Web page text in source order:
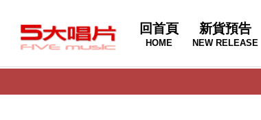
回首頁
HOME
新貨預告
NEW RELEASE